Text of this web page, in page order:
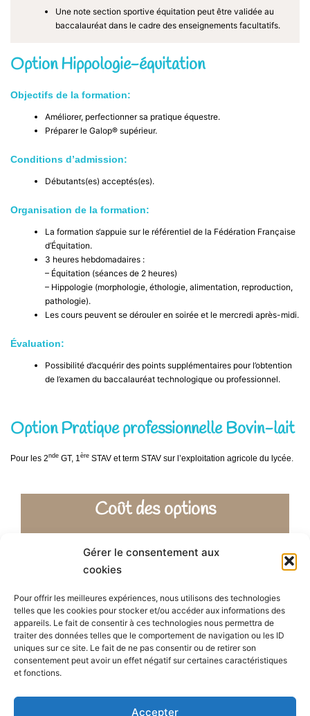
Gérer le consentement aux
cookies
Pour offrir les meilleures expériences, nous utilisons des technologies
telles que les cookies pour stocker et/ou accéder aux informations des
appareils. Le fait de consentir à ces technologies nous permettra de
traiter des données telles que le comportement de navigation ou les ID
uniques sur ce site. Le fait de ne pas consentir ou de retirer son
consentement peut avoir un effet négatif sur certaines caractéristiques
et fonctions.
Accepter
Une note section sportive équitation peut être validée au
baccalauréat dans le cadre des enseignements facultatifs.
Option Hippologie-équitation
Objectifs de la formation:
Améliorer, perfectionner sa pratique équestre.
Préparer le Galop® supérieur.
Conditions d’admission:
Débutants(es) acceptés(es).
Organisation de la formation:
La formation s‘appuie sur le référentiel de la Fédération Française
d’Équitation.
3 heures hebdomadaires :
– Équitation (séances de 2 heures)
– Hippologie (morphologie, éthologie, alimentation, reproduction,
pathologie).
Les cours peuvent se dérouler en soirée et le mercredi après-midi.
Évaluation:
Possibilité d’acquérir des points supplémentaires pour l’obtention
de l’examen du baccalauréat technologique ou professionnel.
Option Pratique professionnelle Bovin-lait
Pour les 2nde GT, 1ère STAV et term STAV sur l’exploitation agricole du lycée.
Coût des options
licence FFE et UNSS, les engagements concours
Agri’Pôle